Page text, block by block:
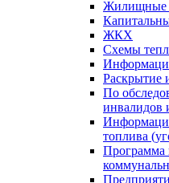
Жилищные
ЖКХ
Схемы
Раскрытие
По
топлива
Программа